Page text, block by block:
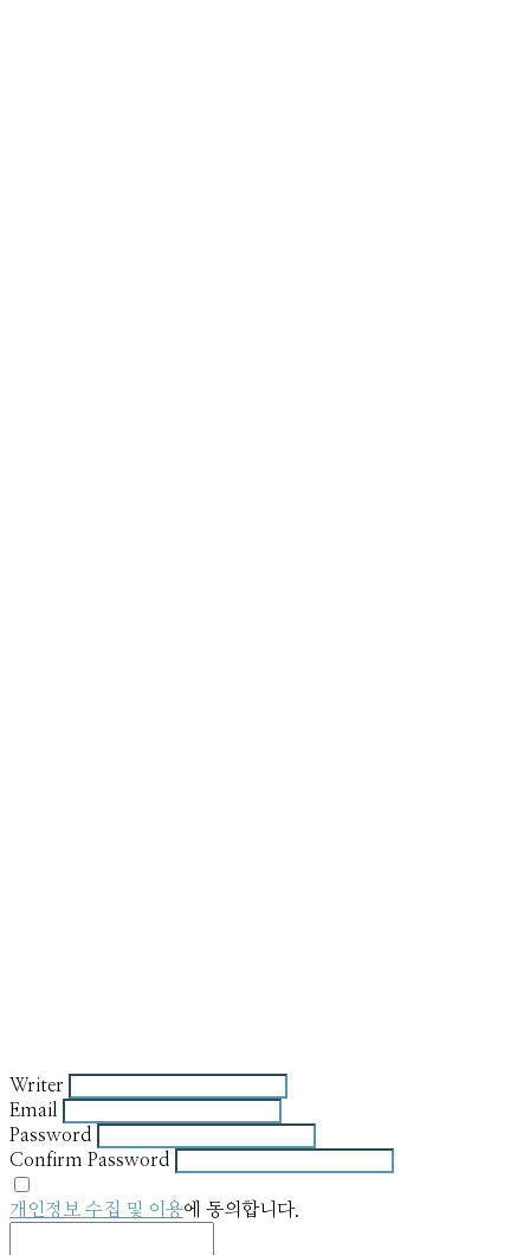
Writer
Email
Password
Confirm Password
개인정보 수집 및 이용에 동의합니다.